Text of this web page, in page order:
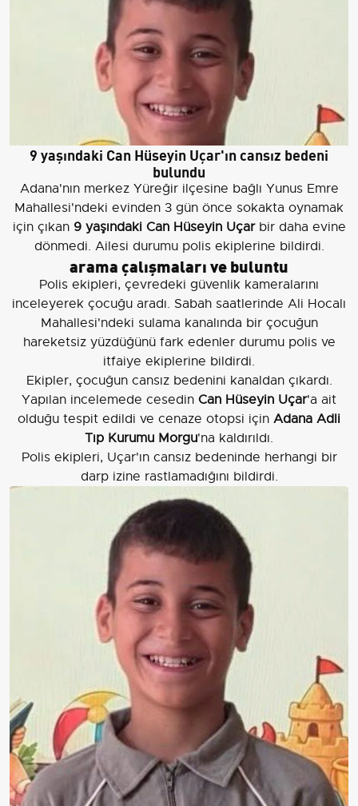
9 yaşındaki Can Hüseyin Uçar'ın cansız bedeni
bulundu
Adana'nın merkez Yüreğir ilçesine bağlı Yunus Emre
Mahallesi'ndeki evinden 3 gün önce sokakta oynamak
için çıkan 9 yaşındaki Can Hüseyin Uçarbir daha evine
dönmedi. Ailesi durumu polis ekiplerine bildirdi.
arama çalışmaları ve buluntu
Polis ekipleri, çevredeki güvenlik kameralarını
inceleyerek çocuğu aradı. Sabah saatlerinde Ali Hocalı
Mahallesi'ndeki sulama kanalında bir çocuğun
hareketsiz yüzdüğünü fark edenler durumu polis ve
itfaiye ekiplerine bildirdi.
Ekipler, çocuğun cansız bedenini kanaldan çıkardı.
Yapılan incelemede cesedin Can Hüseyin Uçar'a ait
olduğu tespit edildi ve cenaze otopsi için Adana Adli
Tıp Kurumu Morgu'na kaldırıldı.
Polis ekipleri, Uçar'ın cansız bedeninde herhangi bir
darp izine rastlamadığını bildirdi.